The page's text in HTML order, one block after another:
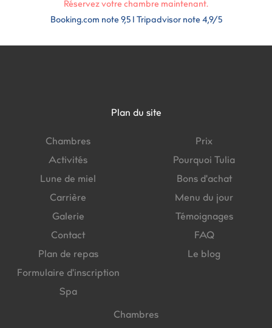
Réservez votre chambre maintenant.
Booking.com note 9,5 I Tripadvisor note 4,9/5
Plan du site
Chambres
Activités
Lune de miel
Carrière
Galerie
Contact
Plan de repas
Formulaire d'inscription
Spa
Prix
Pourquoi Tulia
Bons d'achat
Menu du jour
Témoignages
FAQ
Le blog
Chambres